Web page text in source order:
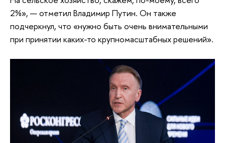
2%», — отметил Владимир Путин. Он также
подчеркнул, что «нужно быть очень внимательными
при принятии каких-то крупномасштабных решений».